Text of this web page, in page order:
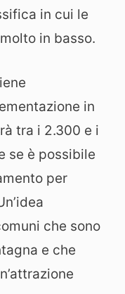
in cui le
in basso.
in
tra i 2.300 e i
se è possibile
per
che sono
e che